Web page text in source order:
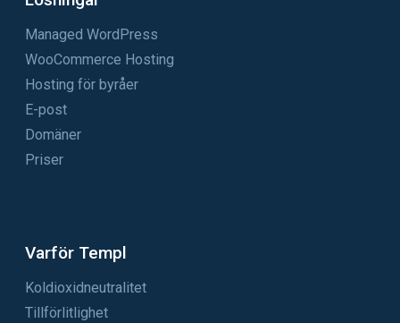
Managed WordPress
WooCommerce Hosting
Hosting för byråer
E-post
Domäner
Priser
Varför Templ
Koldioxidneutralitet
Tillförlitlighet